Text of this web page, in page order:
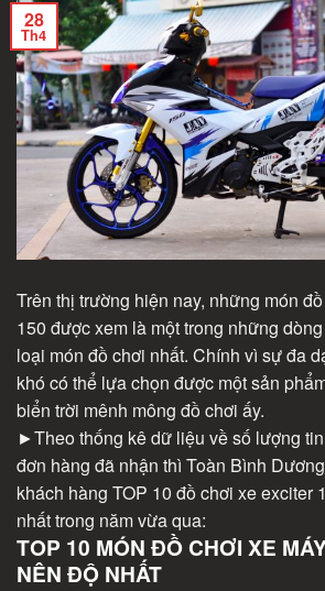
28
Th4
Trên thị trường hiện nay, những món
150 được xem là một trong những
loại món đồ chơi nhất. Chính vì sự đa
khó có thể lựa chọn được một sản
biển trời mênh mông đồ chơi ấy.
►Theo thống kê dữ liệu về số lượng
đơn hàng đã nhận thì Toàn Bình
khách hàng TOP 10 đồ chơi xe exciter
nhất trong năm vừa qua:
TOP 10 MÓN ĐỒ CHƠI XE
NÊN ĐỘ NHẤT